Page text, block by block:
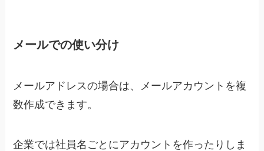
メールでの使い分け
メールアドレスの場合は、メールアカウントを複
数作成できます。
企業では社員名ごとにアカウントを作ったりしま